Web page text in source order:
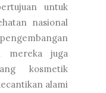
untuk
nasional
mereka juga
kosmetik
alami